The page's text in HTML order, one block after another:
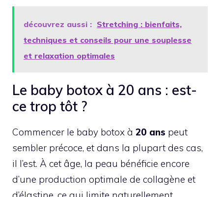
découvrez aussi : Stretching : bienfaits,
techniques et conseils pour une souplesse
et relaxation optimales
Le baby botox à 20 ans : est-
ce trop tôt ?
Commencer le baby botox à 20 ans peut
sembler précoce, et dans la plupart des cas,
il l’est. À cet âge, la peau bénéficie encore
d’une production optimale de collagène et